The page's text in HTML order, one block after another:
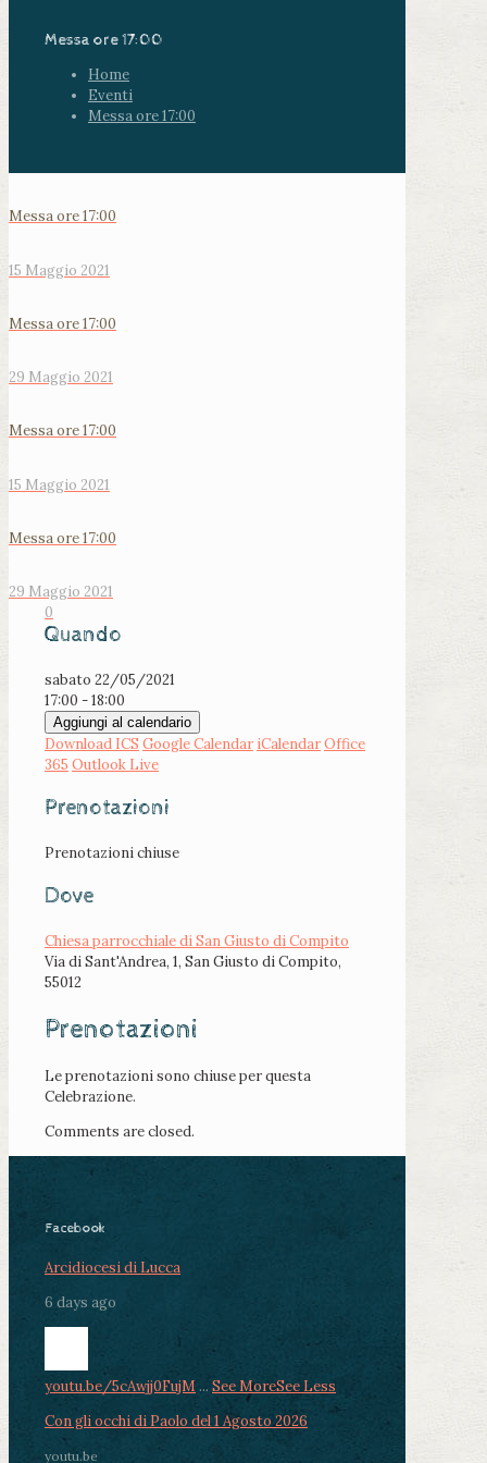
Messa ore 17:00
Home
Eventi
Messa ore 17:00
Messa ore 17:00
15 Maggio 2021
Messa ore 17:00
29 Maggio 2021
Messa ore 17:00
15 Maggio 2021
Messa ore 17:00
29 Maggio 2021
0
Quando
sabato 22/05/2021
17:00 - 18:00
Aggiungi al calendario
Download ICS Google Calendar iCalendarOffice
365 Outlook Live
Prenotazioni
Prenotazioni chiuse
Dove
Chiesa parrocchiale di San Giusto di Compito
Via di Sant'Andrea, 1, San Giusto di Compito,
55012
Prenotazioni
Le prenotazioni sono chiuse per questa
Celebrazione.
Comments are closed.
Facebook
Arcidiocesi di Lucca
6 days ago
youtu.be/5cAwjj0FujM ... See MoreSee Less
Con gli occhi di Paolo del 1 Agosto 2026
youtu.be